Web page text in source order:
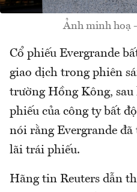
Ảnh minh hoạ
Cổ phiếu Evergrande
giao dịch trong phiên
trường Hồng Kông,
phiếu của công ty bất
nói rằng Evergrande
lãi trái phiếu.
Hãng tin Reuters dẫn